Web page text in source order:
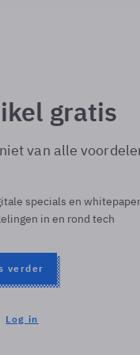
gratis
van alle
specials en
in en rond tech
verder
Log in